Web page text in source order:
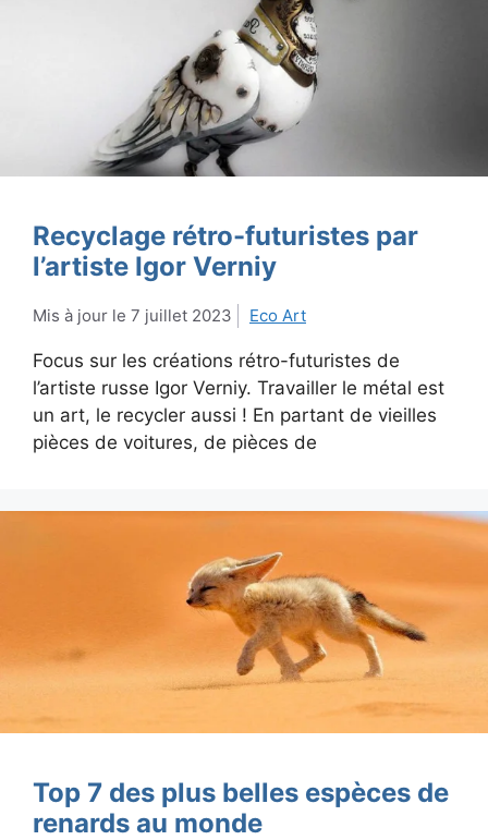
Recyclage rétro-futuristes par
l’artiste Igor Verniy
7 juillet 2023 Eco Art
Focus sur les créations rétro-futuristes de
l’artiste russe Igor Verniy. Travailler le métal est
un art, le recycler aussi ! En partant de vieilles
pièces de voitures, de pièces de
Top 7 des plus belles espèces de
renards au monde